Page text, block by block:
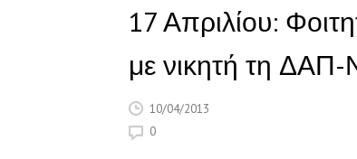
17 Απριλίου:
με νικητή τη
10/04/2013
0